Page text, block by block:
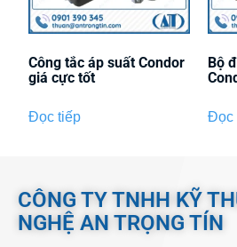
Công tắc áp suất Condor
giá cực tốt
Đọc tiếp
Bộ
Đọc
CÔNG TY TNHH KỸ
NGHỆ AN TRỌNG TÍN